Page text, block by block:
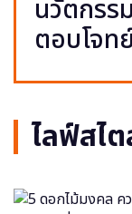
นวัตกรร
ตอบโจท
ไลฟ์สไ